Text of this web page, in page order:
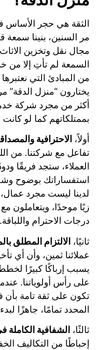
الثقة هي حجر الأساس
مر السنين، بنينا
مجال نقل وتخزين
السمعة لم تأتِ إلا من
من المبادئ التي
يختارون “منزل الدقة”
أكثر من مجرد شركة
بممتلكاتهم كما لو
أولاً، الاحترافية
تفاعل مع شركتنا. من
العملاء، ستجد فريقًا
استفساراتك بوضوح
لدينا ليست مجرد
زيًا موحدًا، ويتعاملون
درجات الاحترام واللباقة.
ثانيًا، الالتزام المطلق
عملائنا ثمين، وأن أي
يسبب إرباكًا كبيرًا
على رأس أولوياتنا.
تكون على ثقة تامة
المحدد تمامًا، جاهزًا
ثالثًا، الشفافية الكاملة
إحباطًا من التكاليف